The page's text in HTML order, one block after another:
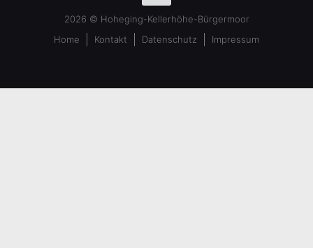
2026 © Hoheging-Kellerhöhe-Bürgermoor
Home
Kontakt Datenschutz Impressum